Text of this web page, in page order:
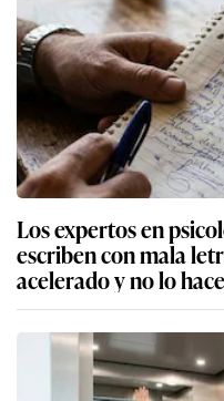
Los expertos en
escriben con mala
acelerado y no lo